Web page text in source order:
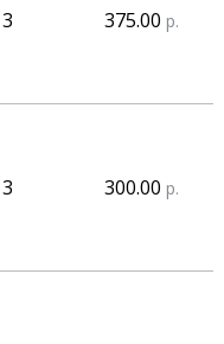
3 375.00 р.
3 300.00 р.